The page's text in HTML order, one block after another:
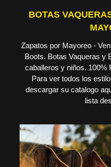
BOTAS
Zapatos por Mayoreo -
Boots. Botas Vaqueras y
caballeros y niños. 100%
Para ver todos los
descargar su catalogo
lista